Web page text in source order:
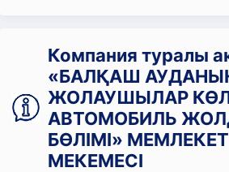
Компания туралы
«БАЛҚАШ
ЖОЛАУШЫЛАР
АВТОМОБИЛЬ
БӨЛІМІ»
МЕКЕМЕСІ